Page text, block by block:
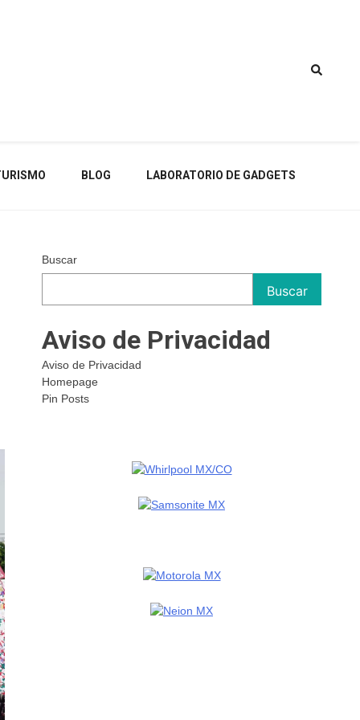
BLOG LABORATORIO DE GADGETS
Buscar
Buscar
Aviso de Privacidad
Aviso de Privacidad
Homepage
Pin Posts